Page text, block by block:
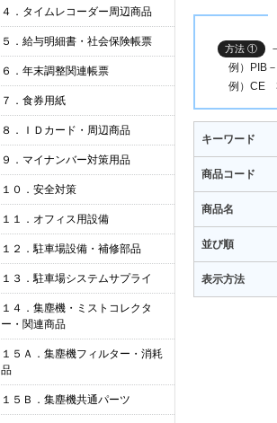
方法 ①
例）PIB
例）CE
キーワード
商品コード
商品名
並び順
表示方法
４．タイムレコーダー周辺商品
５．給与明細書・社会保険帳票
６．年末調整関連帳票
７．食券用紙
８．ＩＤカード・周辺商品
９．マイナンバー対策用品
１０．安全対策
１１．オフィス用設備
１２．駐車場設備・補修部品
１３．駐車場システムサプライ
１４．集塵機・ミストコレクタ
ー・関連商品
１５Ａ．集塵機フィルター・消耗
品
１５Ｂ．集塵機共通パーツ